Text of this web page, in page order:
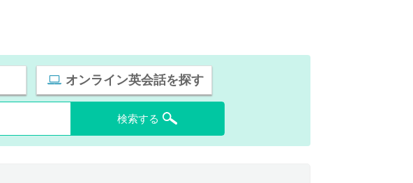
オンライン英会話を探す
検索する